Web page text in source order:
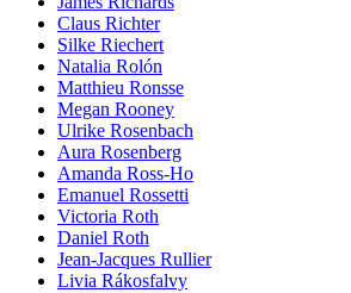
Claus Richter
Silke Riechert
Natalia Rolón
Matthieu Ronsse
Megan Rooney
Ulrike Rosenbach
Aura Rosenberg
Amanda Ross-Ho
Emanuel Rossetti
Victoria Roth
Daniel Roth
Jean-Jacques Rullier
Livia Rákosfalvy